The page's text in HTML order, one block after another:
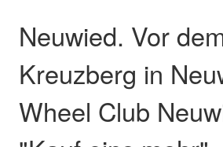
Neuwied. Vor
Kreuzberg in
Wheel Club